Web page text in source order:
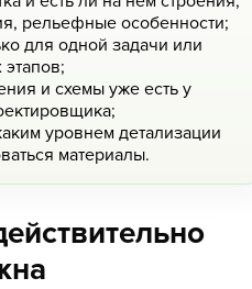
рельефные особенности;
для одной задачи или
и схемы уже есть у
уровнем детализации
материалы.